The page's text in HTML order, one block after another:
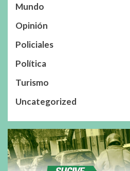
Mundo
Opinión
Policiales
Política
Turismo
Uncategorized